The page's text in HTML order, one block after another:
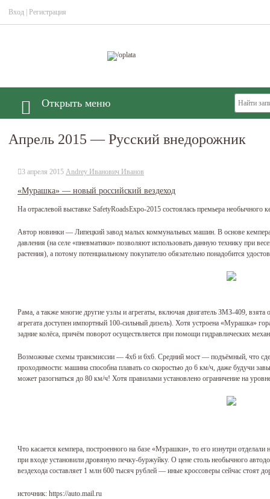
Вход Регистрация
Открыть меню
Апрель 2015 — Русский внедорожник
3 апреля 2015 Andrey Иванович Иванов
«Мурашка» — новый российский вездеход
На отраслевой выставке SafetyRoadsExpo-2015 состоялась премьера
Автор новинки — Липецкий завод малых коммунальных машин. В основе кемпера
давления (на селе «пневматики» позволяют использовать данную технику при
растения), а потому потенциальному покупателю обязательно понадобится
Рама, а также многие другие узлы и агрегаты, включая двигатель ЗМЗ-409, взята
агрегата доступен импортный 100-сильный дизель). Хотя устроена «Мурашка»
задние колёса, причём поворот осуществляется при помощи гидравлических
Возможные схемы трансмиссии — 4х6 и 6х6. Средний мост — подъёмный, что
проходимости: машина способна плавать со скоростью до 6 км/ч, даже будучи
может разогнаться до 80 км/ч! Хотя правилами установлено ограничение на
Что касается кемпера, построенного на базе «Мурашки», то его изнутри
при входе установили дровяную печку-буржуйку. О цене столь необычного
вездехода составляет 1 млн 600 тысяч рублей — иные кроссоверы сейчас стоят
источник: https://auto.mail.ru